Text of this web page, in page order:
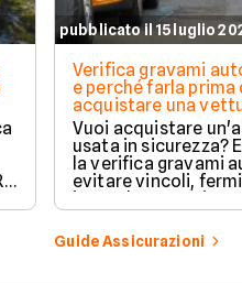
pubblicato il 15 luglio
Verifica gravami
e perché farla prima
acquistare una
Vuoi acquistare
usata in sicurezza?
la verifica gravami
evitare vincoli,
ipoteche. Scopri
tutelare il tuo
Guide Assicurazioni